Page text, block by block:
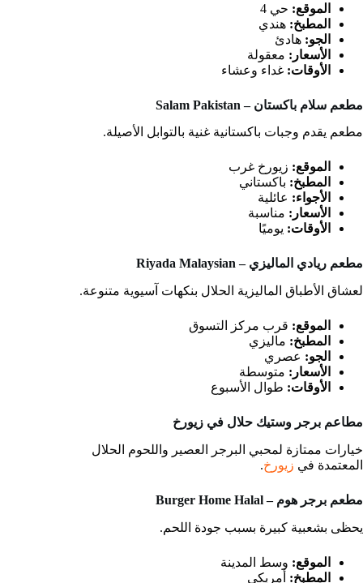
الموقع: حي 4
المطبخ: هندي
الجو: هادئ
الأسعار: معقولة
الأوقات: غداء وعشاء
مطعم سلام باكستان – Salam Pakistan
مطعم يقدم وجبات باكستانية غنية بالتوابل الأصيلة.
الموقع: زيورخ غرب
المطبخ: باكستاني
الأجواء: عائلية
الأسعار: مناسبة
الأوقات: يوميًا
مطعم ريادي الماليزي – Riyada Malaysian
لعشاق الأطباق الماليزية الحلال بنكهات آسيوية متنوعة.
الموقع: قرب مركز التسوق
المطبخ: ماليزي
الجو: عصري
الأسعار: متوسطة
الأوقات: طوال الأسبوع
مطاعم برجر وستيك حلال في زيورخ
خيارات ممتازة لمحبي البرجر العصير واللحوم الحلال
المعتمدة في زيورخ.
مطعم برجر هوم – Burger Home Halal
يحظى بشعبية كبيرة بسبب جودة اللحم.
الموقع: وسط المدينة
المطبخ: أمريكي